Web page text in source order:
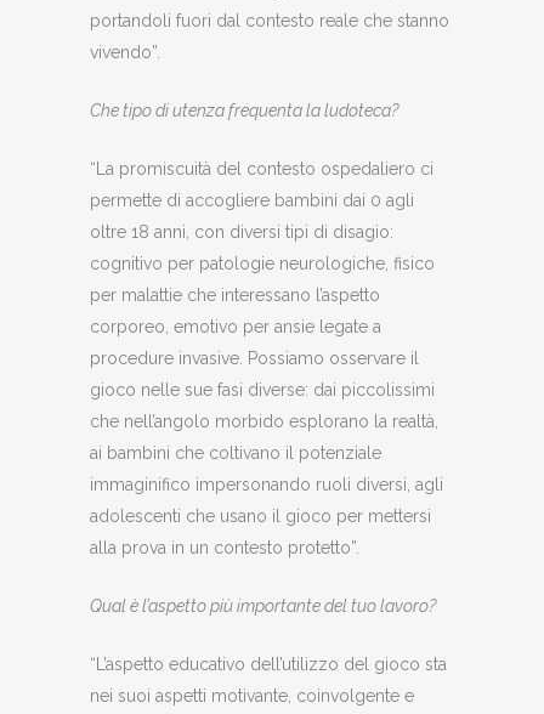
portandoli fuori dal contesto reale che stanno
vivendo”.
Che tipo di utenza frequenta la ludoteca?
“La promiscuità del contesto ospedaliero ci
permette di accogliere bambini dai 0 agli
oltre 18 anni, con diversi tipi di disagio:
cognitivo per patologie neurologiche, fisico
per malattie che interessano l’aspetto
corporeo, emotivo per ansie legate a
procedure invasive. Possiamo osservare il
gioco nelle sue fasi diverse: dai piccolissimi
che nell’angolo morbido esplorano la realtà,
ai bambini che coltivano il potenziale
immaginifico impersonando ruoli diversi, agli
adolescenti che usano il gioco per mettersi
alla prova in un contesto protetto”.
Qual è l’aspetto più importante del tuo lavoro?
“L’aspetto educativo dell’utilizzo del gioco sta
nei suoi aspetti motivante, coinvolgente e